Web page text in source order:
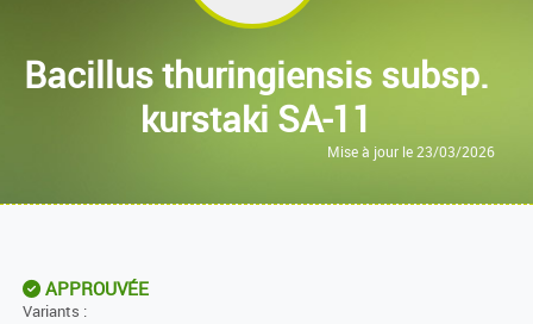
Bacillus thuringiensis subsp.
kurstaki SA-11
Mise à jour le 23/03/2026
APPROUVÉE
Variants :